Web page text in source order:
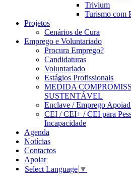
Trivium
Turismo com
Projetos
Cenários de Cura
Emprego e Voluntariado
Procura Emprego?
Candidaturas
Voluntariado
Estágios Profissionais
MEDIDA
SUSTENTÁVEL
Enclave / Emprego
CEI / CEI+ / CEI para
Incapacidade
Agenda
Notícias
Contactos
Apoiar
Select Language ▼